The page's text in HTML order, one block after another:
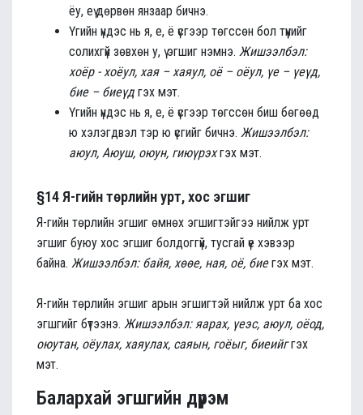
ёу, еү дөрвөн янзаар бичнэ.
Үгийн үндэс нь я, е, ё үсгээр төгссөн бол түүнийг
солихгүй зөвхөн у, ү эгшиг нэмнэ. Жишээлбэл:
хоёр - хоёул, хая – хаяул, оё – оёул, үе – үеүд,
бие – биеүд гэх мэт.
Үгийн үндэс нь я, е, ё үсгээр төгссөн биш бөгөөд
ю хэлэгдвэл тэр ю үсгийг бичнэ. Жишээлбэл:
аюул, Аюуш, оюун, гиюүрэхгэх мэт.
§14 Я-гийн төрлийн урт, хос эгшиг
Я-гийн төрлийн эгшиг өмнөх эгшигтэйгээ нийлж урт
эгшиг буюу хос эгшиг болдоггүй, тусгай үе хэвээр
байна. Жишээлбэл: байя, хөөе, ная, оё, биегэх мэт.
Я-гийн төрлийн эгшиг арын эгшигтэй нийлж урт ба хос
эгшгийг бүтээнэ. Жишээлбэл: яарах, үеэс, аюул, оёод,
оюутан, оёулах, хаяулах, саяын, гоёыг, биеийггэх
мэт.
Балархай эгшгийн дүрэм